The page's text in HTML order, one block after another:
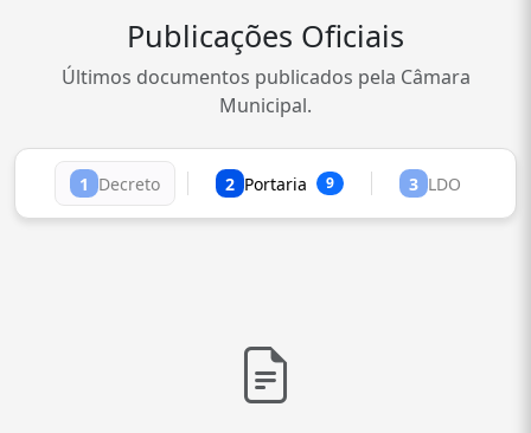
Publicações Oficiais
Últimos documentos publicados pela Câmara
Municipal.
1 Decreto 2 Portaria 9 3 LDO